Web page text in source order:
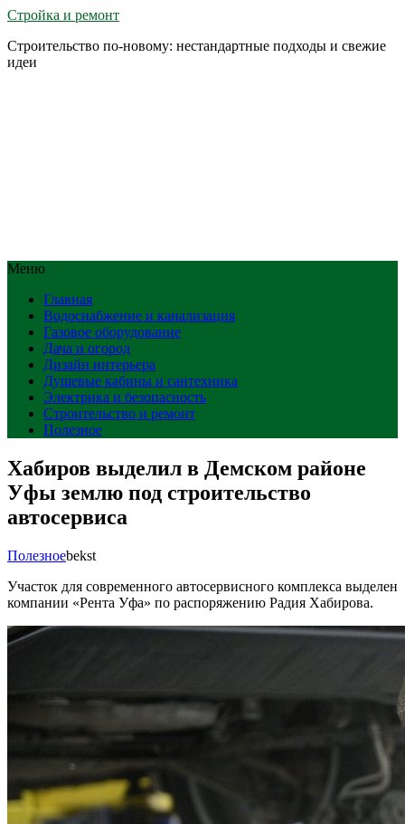
Стройка и ремонт
Строительство по-новому: нестандартные подходы и свежие
идеи
Меню
Главная
Водоснабжение и канализация
Газовое оборудование
Дача и огород
Дизайн интерьера
Душевые кабины и сантехника
Электрика и безопасность
Строительство и ремонт
Полезное
Хабиров выделил в Демском районе
Уфы землю под строительство
автосервиса
Полезноеbekst
Участок для современного автосервисного комплекса выделен
компании «Рента Уфа» по распоряжению Радия Хабирова.